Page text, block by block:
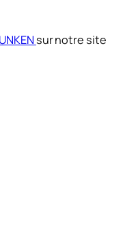
sur notre site